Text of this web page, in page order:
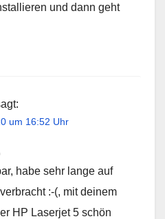
und dann geht
um 16:52 Uhr
habe sehr lange auf
:-(, mit deinem
HP Laserjet 5 schön